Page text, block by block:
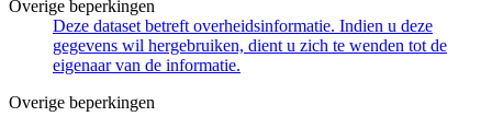
Overige beperkingen
Deze dataset betreft overheidsinformatie. Indien u deze
gegevens wil hergebruiken, dient u zich te wenden tot de
eigenaar van de informatie.
Overige beperkingen